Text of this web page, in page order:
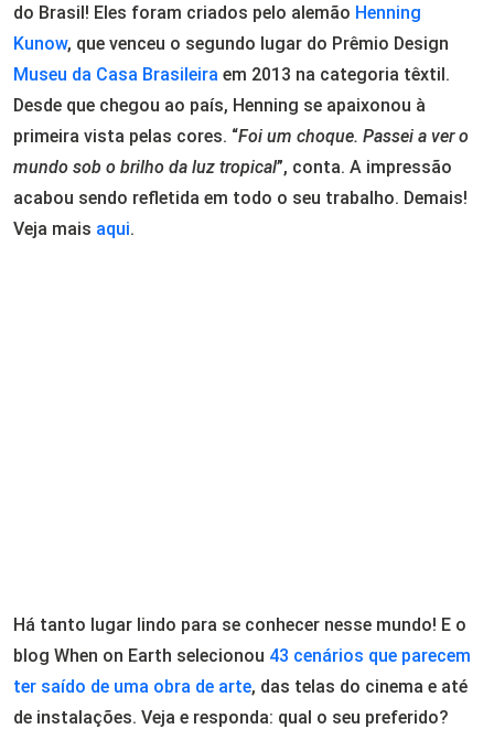
do Brasil! Eles foram criados pelo alemão Henning
Kunow, que venceu o segundo lugar do Prêmio Design
Museu da Casa Brasileira em 2013 na categoria têxtil.
Desde que chegou ao país, Henning se apaixonou à
primeira vista pelas cores. “Foi um choque. Passei a ver o
mundo sob o brilho da luz tropical”, conta. A impressão
acabou sendo refletida em todo o seu trabalho. Demais!
Veja mais aqui.
Há tanto lugar lindo para se conhecer nesse mundo! E o
blog When on Earth selecionou 43 cenários que parecem
ter saído de uma obra de arte, das telas do cinema e até
de instalações. Veja e responda: qual o seu preferido?